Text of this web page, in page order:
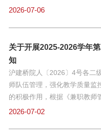
建设工作要求.pdf 3.卓越专业建设项目预算明细表.docx上海建桥学
院2026年7月2日
助实施办法》SJQU-WI-XS-
月7日起生效，请你们按照执
月6日
2026-07-06
关于开展2025-2026学年
知
沪建桥院人〔2026〕4号各二
师队伍管理，强化教学质量监
的积极作用，根据《兼职教师
2026学年第二学期兼职教师考
2026-07-02